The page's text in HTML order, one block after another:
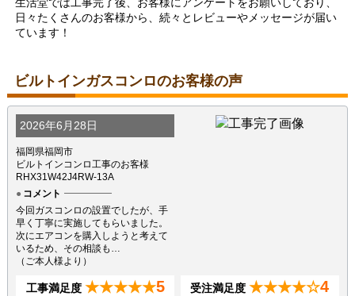
日々たくさんのお客様から、続々とレビューやメッセージが届い
ています！
ビルトインガスコンロのお客様の声
2026年6月28日
福岡県福岡市
ビルトインコンロ工事のお客様
RHX31W42J4RW-13A
コメント
今回ガスコンロの設置でしたが、手
早く丁寧に実施してもらいました。
次にエアコンを購入しようと考えて
いるため、その相談も…
（ご本人様より）
工事満足度 ★★★★★5 受注満足度 ★★★★☆4